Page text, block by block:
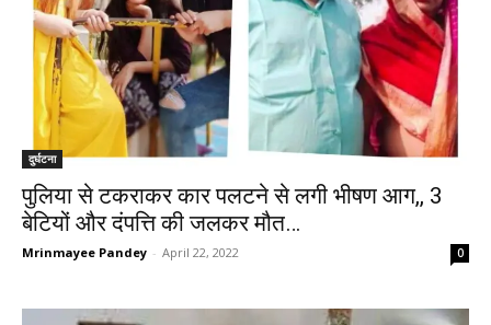
दुर्घटना
पुलिया से टकराकर कार पलटने से लगी भीषण आग,, 3
बेटियों और दंपत्ति की जलकर मौत…
Mrinmayee Pandey - April 22, 2022 0